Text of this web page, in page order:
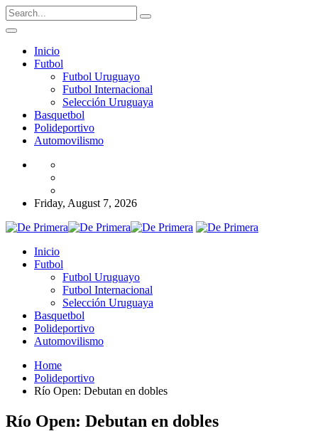
Inicio
Futbol
Futbol Uruguayo
Futbol Internacional
Selección Uruguaya
Basquetbol
Polideportivo
Automovilismo
Friday, August 7, 2026
Inicio
Futbol
Futbol Uruguayo
Futbol Internacional
Selección Uruguaya
Basquetbol
Polideportivo
Automovilismo
Home
Polideportivo
Río Open: Debutan en dobles
Río Open: Debutan en dobles